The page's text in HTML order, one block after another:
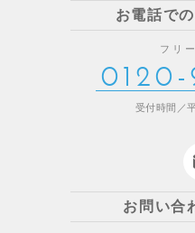
お電話で
フリ
0120-
受付時間／
お問い合